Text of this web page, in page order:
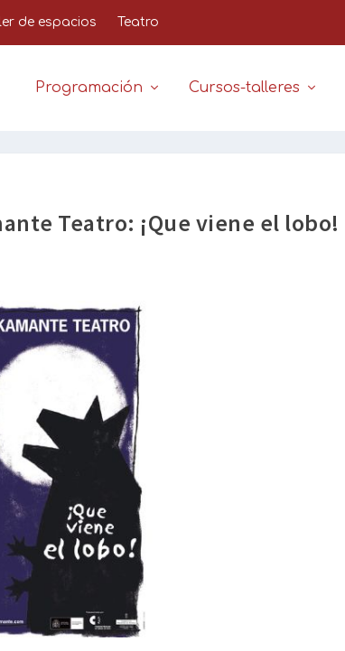
de espacios Teatro
Programación Cursos-talleres
Teatro: ¡Que viene el lobo!